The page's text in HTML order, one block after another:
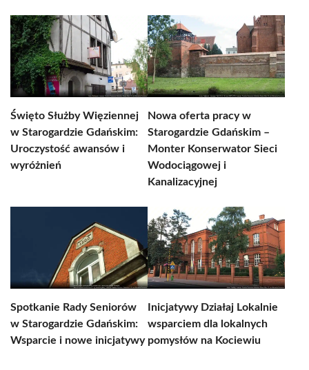
Święto Służby Więziennej
w Starogardzie Gdańskim:
Uroczystość awansów i
wyróżnień
Nowa oferta pracy w
Starogardzie Gdańskim –
Monter Konserwator Sieci
Wodociągowej i
Kanalizacyjnej
Spotkanie Rady Seniorów
w Starogardzie Gdańskim:
Wsparcie i nowe inicjatywy
Inicjatywy Działaj Lokalnie
wsparciem dla lokalnych
pomysłów na Kociewiu